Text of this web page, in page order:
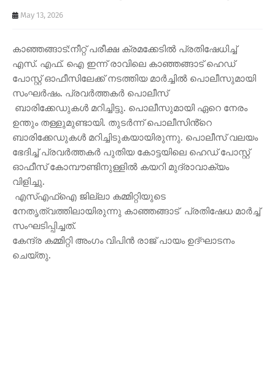
May 13, 2026
കാഞ്ഞങ്ങാട്:നീറ്റ് പരീക്ഷ ക്രമക്കേടിൽ പ്രതിഷേധിച്ച്
എസ്. എഫ്. ഐ ഇന്ന് രാവിലെ കാഞ്ഞങ്ങാട് ഹെഡ്
പോസ്റ്റ് ഓഫീസിലേക്ക് നടത്തിയ മാർച്ചിൽ പൊലീസുമായി
സംഘർഷം. പ്രവർത്തകർ പൊലീസ്
ബാരിക്കേഡുകൾ മറിച്ചിട്ടു. പൊലീസുമായി ഏറെ നേരം
ഉന്തും തള്ളുമുണ്ടായി. തുടർന്ന് പൊലീസിൻ്റെ
ബാരിക്കേഡുകൾ മറിച്ചിടുകയായിരുന്നു. പൊലീസ് വലയം
ഭേദിച്ച് പ്രവർത്തകർ പുതിയ കോട്ടയിലെ ഹെഡ് പോസ്റ്റ്
ഓഫീസ് കോമ്പൗണ്ടിനുള്ളിൽ കയറി മുദ്രാവാക്യം
വിളിച്ചു.
എസ്എഫ്ഐ ജില്ലാ കമ്മിറ്റിയുടെ
നേതൃത്വത്തിലായിരുന്നു കാഞ്ഞങ്ങാട് പ്രതിഷേധ മാർച്ച്
സംഘടിപ്പിച്ചത്.
കേന്ദ്ര കമ്മിറ്റി അംഗം വിപിൻ രാജ് പായം ഉദ്ഘാടനം
ചെയ്തു.